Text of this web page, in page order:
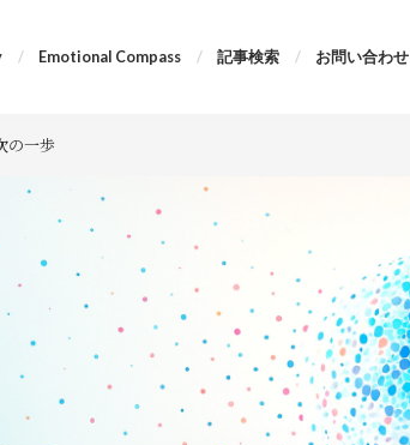
Emotional Compass 記事検索 お問い合わせ
の一歩